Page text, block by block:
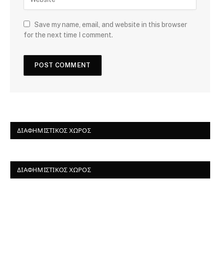
Save my name, email, and website in this browser
for the next time I comment.
ΔΙΑΦΗΜΙΣΤΙΚΌΣ ΧΏΡΟΣ
ΔΙΑΦΗΜΙΣΤΙΚΌΣ ΧΏΡΟΣ